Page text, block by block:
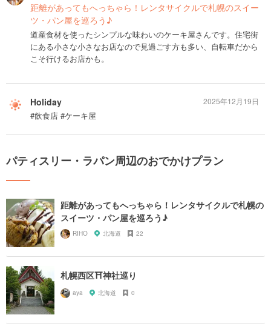
距離があってもへっちゃら！レンタサイクルで札幌のスイー
ツ・パン屋を巡ろう♪
道産食材を使ったシンプルな味わいのケーキ屋さんです。住宅街
にある小さな小さなお店なので見過ごす方も多い、自転車だから
こそ行けるお店かも。
Holiday
#飲食店 #ケーキ屋
2025年12月19日
パティスリー・ラパン周辺のおでかけプラン
距離があってもへっちゃら！レンタサイクルで札幌の
スイーツ・パン屋を巡ろう♪
RIHO 北海道 22
札幌西区⛩神社巡り
aya 北海道 0